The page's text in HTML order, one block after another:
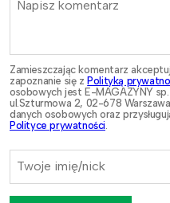
Zamieszczając komentarz
zapoznanie się z Polityką
osobowych jest E-MAGAZYNY
ul.Szturmowa 2, 02-678
danych osobowych oraz
Polityce prywatności.